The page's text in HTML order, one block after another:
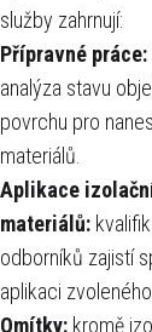
služby zahrnují:
Přípravné práce:
analýza stavu
povrchu pro
materiálů.
Aplikace
materiálů:
odborníků zajistí
aplikaci
Omítky: kromě